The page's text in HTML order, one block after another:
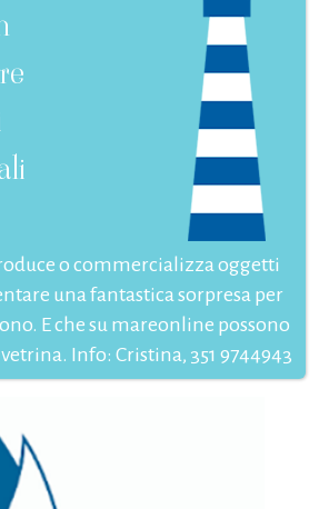
o commercializza oggetti
una fantastica sorpresa per
E che su mareonline possono
Info: Cristina, 351 9744943